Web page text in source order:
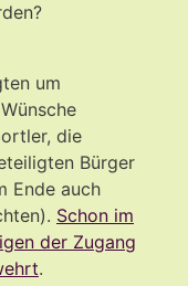
um
die
Bürger
Ende auch
Schon im
der Zugang
.